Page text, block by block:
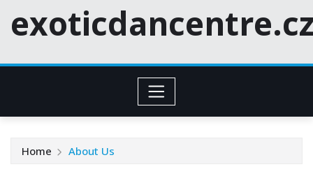
Home About Us